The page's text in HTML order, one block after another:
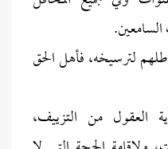
لترسيخه، فأهل الحق
العقول من التزييف،